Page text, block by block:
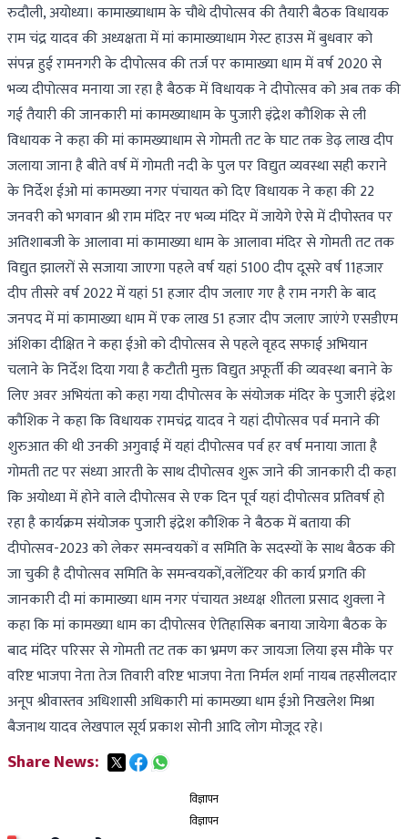
रुदौली, अयोध्या। कामाख्याधाम के चौथे दीपोत्सव की तैयारी बैठक विधायक
राम चंद्र यादव की अध्यक्षता में मां कामाख्याधाम गेस्ट हाउस में बुधवार को
संपन्न हुई रामनगरी के दीपोत्सव की तर्ज पर कामाख्या धाम में वर्ष 2020 से
भव्य दीपोत्सव मनाया जा रहा है बैठक में विधायक ने दीपोत्सव को अब तक की
गई तैयारी की जानकारी मां कामख्याधाम के पुजारी इंद्रेश कौशिक से ली
विधायक ने कहा की मां कामख्याधाम से गोमती तट के घाट तक डेढ़ लाख दीप
जलाया जाना है बीते वर्ष में गोमती नदी के पुल पर विद्युत व्यवस्था सही कराने
के निर्देश ईओ मां कामख्या नगर पंचायत को दिए विधायक ने कहा की 22
जनवरी को भगवान श्री राम मंदिर नए भव्य मंदिर में जायेगे ऐसे में दीपोस्तव पर
अतिशाबजी के आलावा मां कामाख्या धाम के आलावा मंदिर से गोमती तट तक
विद्युत झालरों से सजाया जाएगा पहले वर्ष यहां 5100 दीप दूसरे वर्ष 11हजार
दीप तीसरे वर्ष 2022 में यहां 51 हजार दीप जलाए गए है राम नगरी के बाद
जनपद में मां कामाख्या धाम में एक लाख 51 हजार दीप जलाए जाएंगे एसडीएम
अंशिका दीक्षित ने कहा ईओ को दीपोत्सव से पहले वृहद सफाई अभियान
चलाने के निर्देश दिया गया है कटौती मुक्त विद्युत अफूर्ती की व्यवस्था बनाने के
लिए अवर अभियंता को कहा गया दीपोत्सव के संयोजक मंदिर के पुजारी इंद्रेश
कौशिक ने कहा कि विधायक रामचंद्र यादव ने यहां दीपोत्सव पर्व मनाने की
शुरुआत की थी उनकी अगुवाई में यहां दीपोत्सव पर्व हर वर्ष मनाया जाता है
गोमती तट पर संध्या आरती के साथ दीपोत्सव शुरू जाने की जानकारी दी कहा
कि अयोध्या में होने वाले दीपोत्सव से एक दिन पूर्व यहां दीपोत्सव प्रतिवर्ष हो
रहा है कार्यक्रम संयोजक पुजारी इंद्रेश कौशिक ने बैठक में बताया की
दीपोत्सव-2023 को लेकर समन्वयकों व समिति के सदस्यों के साथ बैठक की
जा चुकी है दीपोत्सव समिति के समन्वयकों,वलेंटियर की कार्य प्रगति की
जानकारी दी मां कामाख्या धाम नगर पंचायत अध्यक्ष शीतला प्रसाद शुक्ला ने
कहा कि मां कामख्या धाम का दीपोत्सव ऐतिहासिक बनाया जायेगा बैठक के
बाद मंदिर परिसर से गोमती तट तक का भ्रमण कर जायजा लिया इस मौके पर
वरिष्ट भाजपा नेता तेज तिवारी वरिष्ट भाजपा नेता निर्मल शर्मा नायब तहसीलदार
अनूप श्रीवास्तव अधिशासी अधिकारी मां कामख्या धाम ईओ निखलेश मिश्रा
बैजनाथ यादव लेखपाल सूर्य प्रकाश सोनी आदि लोग मोजूद रहे।
Share News:
विज्ञापन
विज्ञापन